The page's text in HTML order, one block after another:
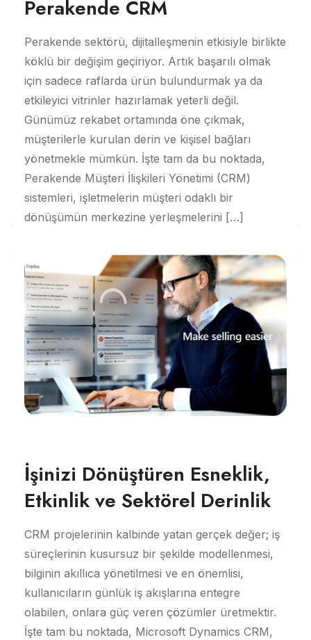
Perakende CRM
Perakende sektörü, dijitalleşmenin etkisiyle birlikte
köklü bir değişim geçiriyor. Artık başarılı olmak
için sadece raflarda ürün bulundurmak ya da
etkileyici vitrinler hazırlamak yeterli değil.
Günümüz rekabet ortamında öne çıkmak,
müşterilerle kurulan derin ve kişisel bağları
yönetmekle mümkün. İşte tam da bu noktada,
Perakende Müşteri İlişkileri Yönetimi (CRM)
sistemleri, işletmelerin müşteri odaklı bir
dönüşümün merkezine yerleşmelerini […]
İşinizi Dönüştüren Esneklik,
Etkinlik ve Sektörel Derinlik
CRM projelerinin kalbinde yatan gerçek değer; iş
süreçlerinin kusursuz bir şekilde modellenmesi,
bilginin akıllıca yönetilmesi ve en önemlisi,
kullanıcıların günlük iş akışlarına entegre
olabilen, onlara güç veren çözümler üretmektir.
İşte tam bu noktada, Microsoft Dynamics CRM,